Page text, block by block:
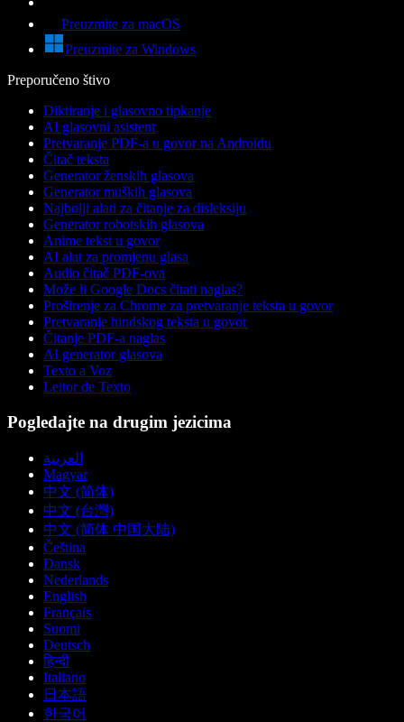
Preuzmite za macOS
Preuzmite za Windows
Preporučeno štivo
Diktiranje i glasovno tipkanje
AI glasovni asistent
Pretvaranje PDF-a u govor na Androidu
Čitač teksta
Generator ženskih glasova
Generator muških glasova
Najbolji alati za čitanje za disleksiju
Generator robotskih glasova
Anime tekst u govor
AI alat za promjenu glasa
Audio čitač PDF-ova
Može li Google Docs čitati naglas?
Proširenje za Chrome za pretvaranje teksta u govor
Pretvaranje hindskog teksta u govor
Čitanje PDF-a naglas
AI generator glasova
Texto a Voz
Leitor de Texto
Pogledajte na drugim jezicima
العربية
Magyar
中文 (简体)
中文 (台灣)
中文 (简体 中国大陆)
Čeština
Dansk
Nederlands
English
Français
Suomi
Deutsch
हिन्दी
Italiano
日本語
한국어